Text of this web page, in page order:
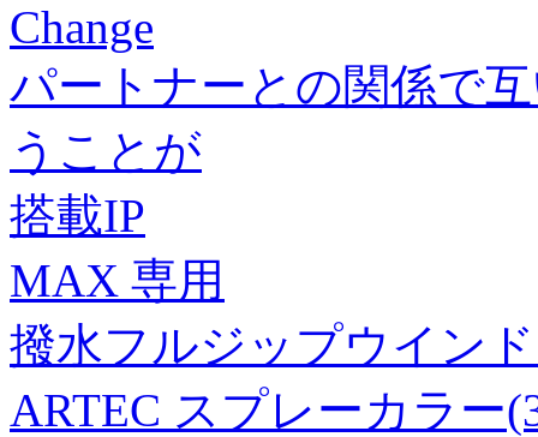
Change
パートナーとの関係で
うことが
搭載IP
MAX 専用
撥水フルジップウイン
ARTEC スプレーカラー